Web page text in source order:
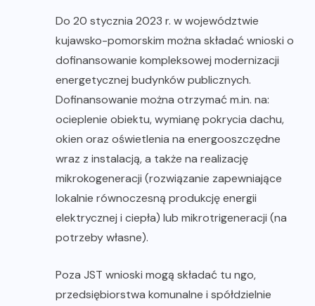
Do 20 stycznia 2023 r. w województwie
kujawsko-pomorskim można składać wnioski o
dofinansowanie kompleksowej modernizacji
energetycznej budynków publicznych.
Dofinansowanie można otrzymać m.in. na:
ocieplenie obiektu, wymianę pokrycia dachu,
okien oraz oświetlenia na energooszczędne
wraz z instalacją, a także na realizację
mikrokogeneracji (rozwiązanie zapewniające
lokalnie równoczesną produkcję energii
elektrycznej i ciepła) lub mikrotrigeneracji (na
potrzeby własne).
Poza JST wnioski mogą składać tu ngo,
przedsiębiorstwa komunalne i spółdzielnie